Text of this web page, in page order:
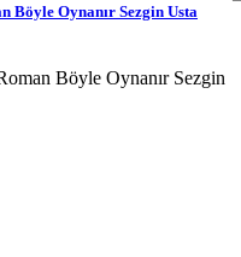
Böyle Oynanır Sezgin Usta
Böyle Oynanır Sezgin